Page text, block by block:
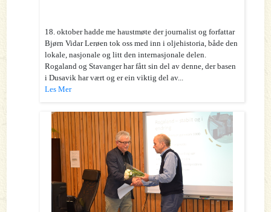
18. oktober hadde me haustmøte der journalist og forfattar
Bjørn Vidar Lerøen tok oss med inn i oljehistoria, både den
lokale, nasjonale og litt den internasjonale delen.
Rogaland og Stavanger har fått sin del av denne, der basen
i Dusavik har vært og er ein viktig del av...
Les Mer